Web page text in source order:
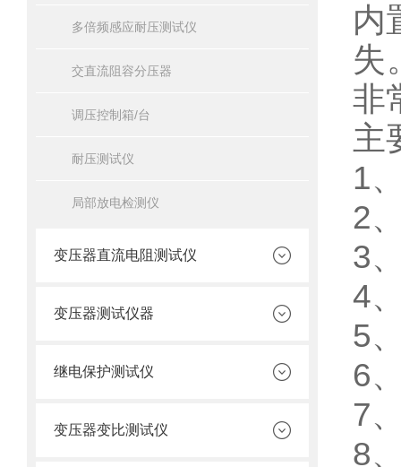
多倍频感应耐压测试仪
交直流阻容分压器
调压控制箱/台
耐压测试仪
局部放电检测仪
变压器直流电阻测试仪
变压器测试仪器
继电保护测试仪
变压器变比测试仪
内
失
非
主
1
2
3
4
5
6
7
8